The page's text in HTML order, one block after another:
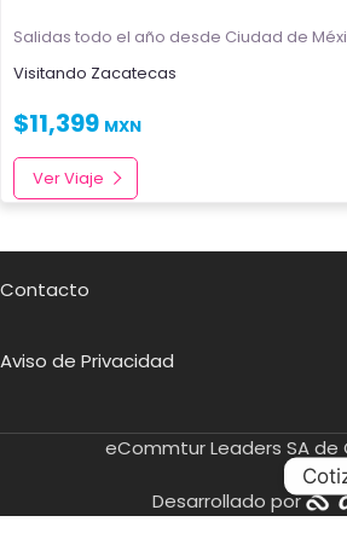
Salidas todo el año desde Ciudad de
Visitando Zacatecas
$11,399 MXN
Ver Viaje
Contacto
Aviso de Privacidad
eCommtur Leaders SA de
Desarrollado por